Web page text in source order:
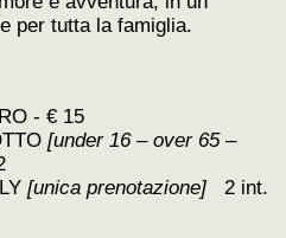
per tutta la famiglia.
- € 15
[under 16 – over 65 –
[unica prenotazione]
2 int.